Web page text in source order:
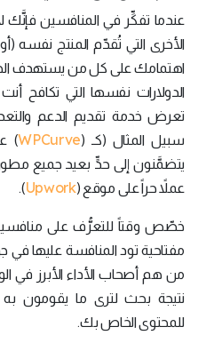
عندما تفكِّر في المنافسين
الأخرى التي تُقدّم المنتج نفسه
اهتمامك على كل من يستهدف
الدولارات نفسها التي تكافح
سبيل المثال (كـ (WPCurve
)
عملاً حراً على موقع (Upwork
).
مفتاحية تود المنافسة عليها في
نتيجة بحث لترى ما يقومون
للمحتوى الخاص بك.